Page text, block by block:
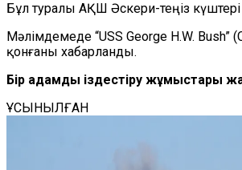
Бұл туралы АҚШ Әскери-теңіз
Мәлімдемеде “USS George H.W. Bush”
қонғаны хабарланды.
Бір адамды іздестіру жұмыстары
ҰСЫНЫЛҒАН